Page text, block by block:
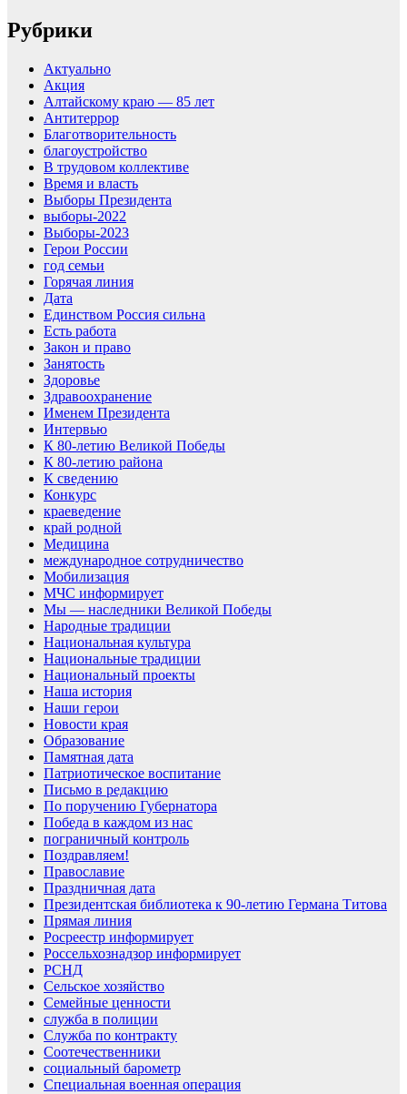
Рубрики
Актуально
Акция
Алтайскому краю — 85 лет
Антитеррор
Благотворительность
благоустройство
В трудовом коллективе
Время и власть
Выборы Президента
выборы-2022
Выборы-2023
Герои России
год семьи
Горячая линия
Дата
Единством Россия сильна
Есть работа
Закон и право
Занятость
Здоровье
Здравоохранение
Именем Президента
Интервью
К 80-летию Великой Победы
К 80-летию района
К сведению
Конкурс
краеведение
край родной
Медицина
международное сотрудничество
Мобилизация
МЧС информирует
Мы — наследники Великой Победы
Народные традиции
Национальная культура
Национальные традиции
Национальный проекты
Наша история
Наши герои
Новости края
Образование
Памятная дата
Патриотическое воспитание
Письмо в редакцию
По поручению Губернатора
Победа в каждом из нас
пограничный контроль
Поздравляем!
Православие
Праздничная дата
Президентская библиотека к 90-летию Германа Титова
Прямая линия
Росреестр информирует
Россельхознадзор информирует
РСНД
Сельское хозяйство
Семейные ценности
служба в полиции
Служба по контракту
Соотечественники
социальный барометр
Специальная военная операция